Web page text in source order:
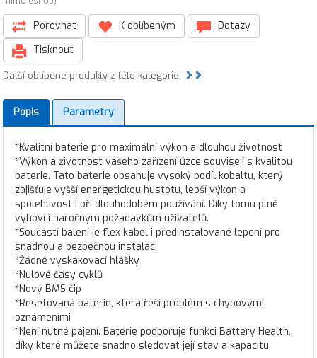
Porovnat K oblíbeným
Dotazy
Tisknout
Další oblíbené produkty z této kategorie:
Popis Parametry
*Kvalitní baterie pro maximální výkon a dlouhou životnost
*Výkon a životnost vašeho zařízení úzce souvisejí s kvalitou
baterie. Tato baterie obsahuje vysoký podíl kobaltu, který
zajišťuje vyšší energetickou hustotu, lepší výkon a
spolehlivost i při dlouhodobém používání. Díky tomu plně
vyhoví i náročným požadavkům uživatelů.
*Součástí balení je flex kabel i předinstalované lepení pro
snadnou a bezpečnou instalaci.
*Žádné vyskakovací hlášky
*Nulové časy cyklů
*Nový BMS čip
*Resetovaná baterie, která řeší problém s chybovými
oznámeními
*Není nutné pájení. Baterie podporuje funkci Battery Health,
díky které můžete snadno sledovat její stav a kapacitu